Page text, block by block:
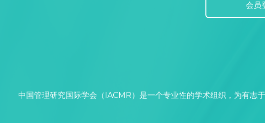
会员
中国管理研究国际学会（IACMR）是一个专业性的学术组织，为有志